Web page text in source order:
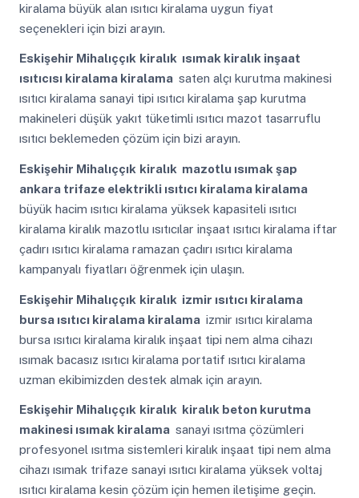
kiralama büyük alan ısıtıcı kiralama uygun fiyat
seçenekleri için bizi arayın.
Eskişehir Mihalıççık kiralık ısımak kiralık inşaat
ısıtıcısı kiralama kiralama saten alçı kurutma makinesi
ısıtıcı kiralama sanayi tipi ısıtıcı kiralama şap kurutma
makineleri düşük yakıt tüketimli ısıtıcı mazot tasarruflu
ısıtıcı beklemeden çözüm için bizi arayın.
Eskişehir Mihalıççık kiralık mazotlu ısımak şap
ankara trifaze elektrikli ısıtıcı kiralama kiralama
büyük hacim ısıtıcı kiralama yüksek kapasiteli ısıtıcı
kiralama kiralık mazotlu ısıtıcılar inşaat ısıtıcı kiralama iftar
çadırı ısıtıcı kiralama ramazan çadırı ısıtıcı kiralama
kampanyalı fiyatları öğrenmek için ulaşın.
Eskişehir Mihalıççık kiralık izmir ısıtıcı kiralama
bursa ısıtıcı kiralama kiralama izmir ısıtıcı kiralama
bursa ısıtıcı kiralama kiralık inşaat tipi nem alma cihazı
ısımak bacasız ısıtıcı kiralama portatif ısıtıcı kiralama
uzman ekibimizden destek almak için arayın.
Eskişehir Mihalıççık kiralık kiralık beton kurutma
makinesi ısımak kiralama sanayi ısıtma çözümleri
profesyonel ısıtma sistemleri kiralık inşaat tipi nem alma
cihazı ısımak trifaze sanayi ısıtıcı kiralama yüksek voltaj
ısıtıcı kiralama kesin çözüm için hemen iletişime geçin.